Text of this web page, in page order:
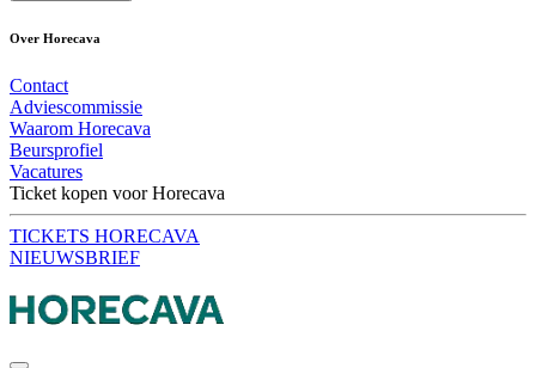
Over Horecava
Contact
Adviescommissie
Waarom Horecava
Beursprofiel
Vacatures
Ticket kopen voor Horecava
TICKETS HORECAVA
NIEUWSBRIEF